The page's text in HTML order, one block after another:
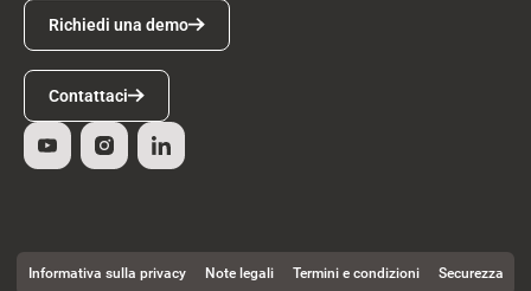
Richiedi una demo
Richiedi una demo
Contattaci
Contattaci
Informativa sulla privacy Note legali Termini e condizioni Securezza